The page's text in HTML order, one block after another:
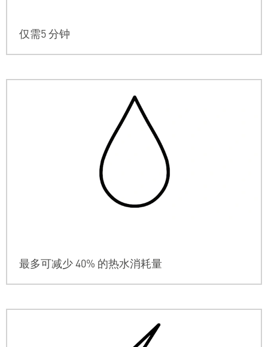
仅需5 分钟
最多可减少 40% 的热水消耗量